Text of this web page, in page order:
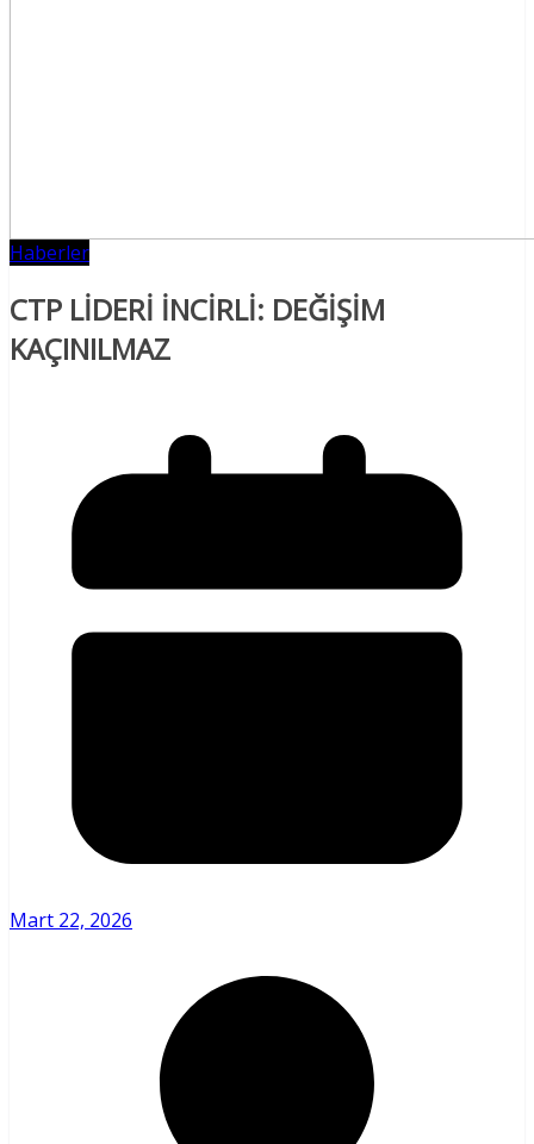
Haberler
CTP LİDERİ İNCİRLİ: DEĞİŞİM
KAÇINILMAZ
Mart 22, 2026